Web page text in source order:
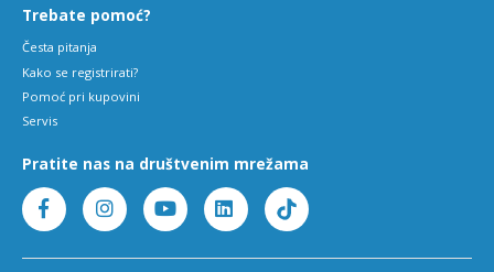
Trebate pomoć?
Česta pitanja
Kako se registrirati?
Pomoć pri kupovini
Servis
Pratite nas na društvenim mrežama